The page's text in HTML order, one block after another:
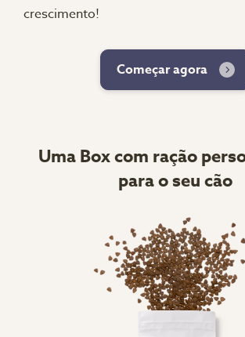
crescimento!
Começar agora
Uma Box com ração
para o seu cão